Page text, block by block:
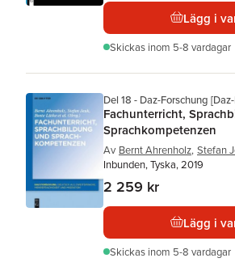
Lägg i
Skickas inom 5-8 vardagar
Del 18 - Daz-Forschung
Fachunterricht,
Sprachkompetenzen
Av Bernt Ahrenholz, Stefan
Inbunden, Tyska, 2019
2 259 kr
Lägg i
Skickas inom 5-8 vardagar